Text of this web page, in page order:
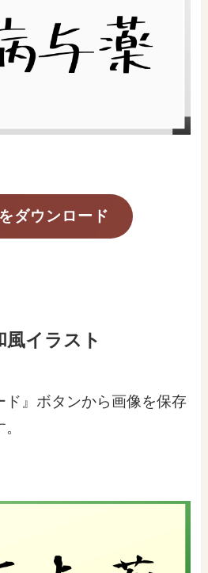
ダウンロード
風イラスト
ド』ボタンから画像を保存